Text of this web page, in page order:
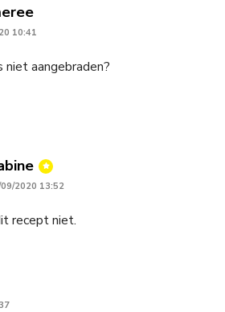
says:
10:41
aangebraden?
says:
2020 13:52
recept niet.